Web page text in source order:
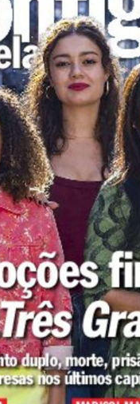
Revistas
Jornais
Notícias
Entrar